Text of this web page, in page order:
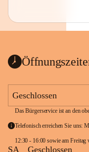
Geschlossen
Das Bürgerservice ist an den
SA
Geschlossen